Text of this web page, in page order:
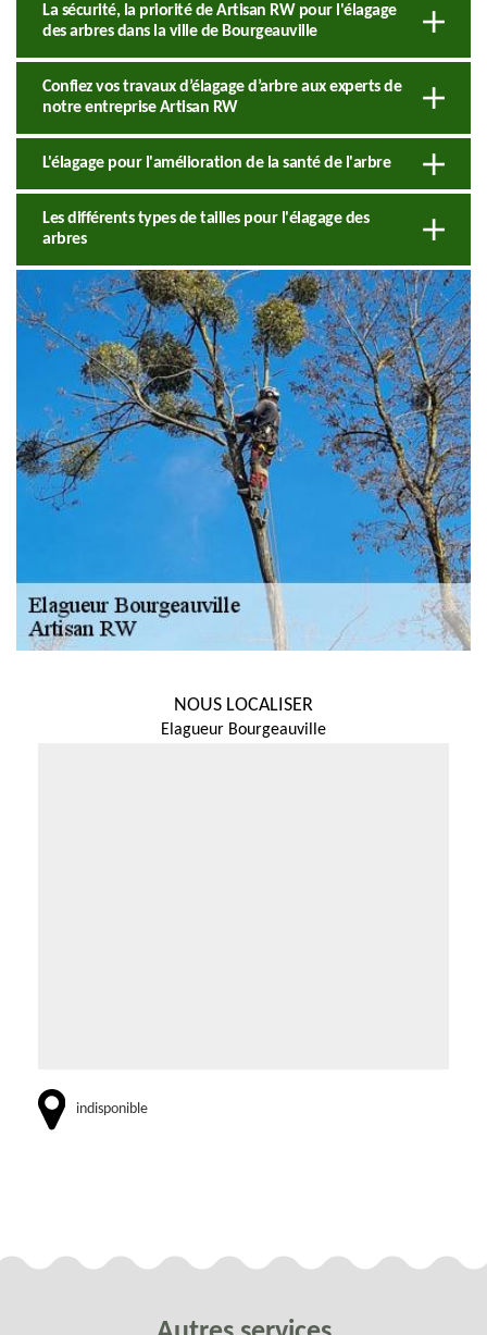
La sécurité, la priorité de Artisan RW pour l'élagage
des arbres dans la ville de Bourgeauville
Confiez vos travaux d’élagage d’arbre aux experts de
notre entreprise Artisan RW
L'élagage pour l'amélioration de la santé de l'arbre
Les différents types de tailles pour l'élagage des
arbres
NOUS LOCALISER
Elagueur Bourgeauville
indisponible